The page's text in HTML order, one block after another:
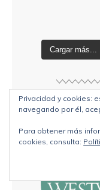
Cargar más...
Privacidad y cookies:
navegando por él,
Para obtener más
cookies, consulta: